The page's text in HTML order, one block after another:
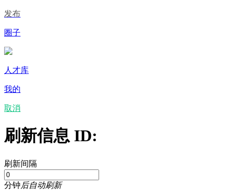
发布
圈子
人才库
我的
取消
刷新信息 ID:
刷新间隔
分钟后自动刷新